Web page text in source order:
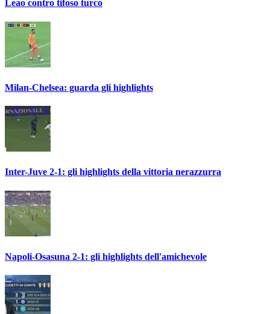
Leao contro tifoso turco
Milan-Chelsea: guarda gli highlights
Inter-Juve 2-1: gli highlights della vittoria nerazzurra
Napoli-Osasuna 2-1: gli highlights dell'amichevole